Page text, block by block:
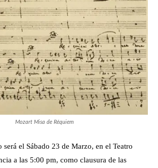
Mozart Misa de Réquiem
el Sábado 23 de Marzo, en el Teatro
a las 5:00 pm, como clausura de las